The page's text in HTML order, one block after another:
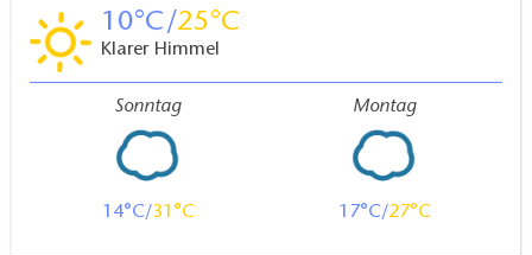
10 25
Klarer Himmel
Sonntag
14 31
Montag
17 27